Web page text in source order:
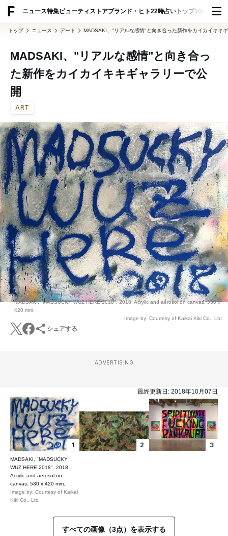
ニュース特集ビューティ ストアブランド・ヒト22時占い トップ100 スナッ
トップ ニュース アート MADSAKI、"リアルな感情"と向き合った新作をカイカイキキ
MADSAKI、"リアルな感情"と向き合っ
た新作をカイカイキキギャラリーで公
開
ART
MADSAKI, "MADSUCKY WUZ HERE 2018". 2018. Acrylic and aerosol on canvas. 530 x
420 mm.
Image by: Courtesy of Kaikai Kiki Co., Ltd
シェアする
ADVERTISING
最終更新日: 2018年10月07日
1
MADSAKI, "MADSUCKY
WUZ HERE 2018". 2018.
Acrylic and aerosol on
canvas. 530 x 420 mm.
Image by: Courtesy of Kaikai
Kiki Co., Ltd
2 3
すべての画像（3点）を表示する